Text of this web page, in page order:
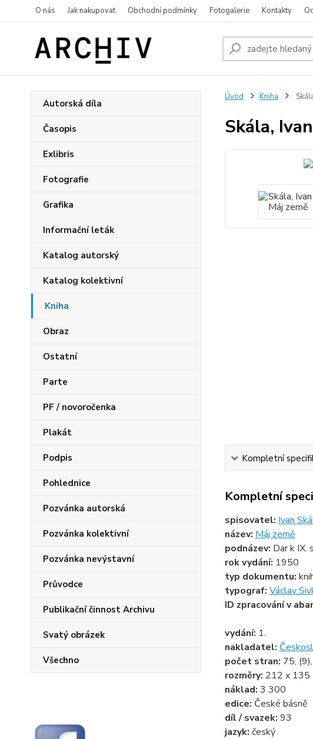
O nás Jak nakupovat Obchodní podmínky Fotogalerie Kontakty
Autorská díla
Časopis
Exlibris
Fotografie
Grafika
Informační leták
Katalog autorský
Katalog kolektivní
Kniha
Obraz
Ostatní
Parte
PF / novoročenka
Plakát
Podpis
Pohlednice
Pozvánka autorská
Pozvánka kolektivní
Pozvánka nevýstavní
Průvodce
Publikační činnost Archivu
Svatý obrázek
Všechno
Úvod Kniha
Skála,
Kompletní
Kompletní
spisovatel: Ivan
název: Máj země
podnázev: Dar k IX.
rok vydání: 1950
typ dokumentu:
typograf: Václav
ID zpracování v
vydání: 1.
nakladatel:
počet stran: 75,
rozměry: 212 x 135
náklad: 3 300
edice: České básně
díl / svazek: 93
jazyk: český